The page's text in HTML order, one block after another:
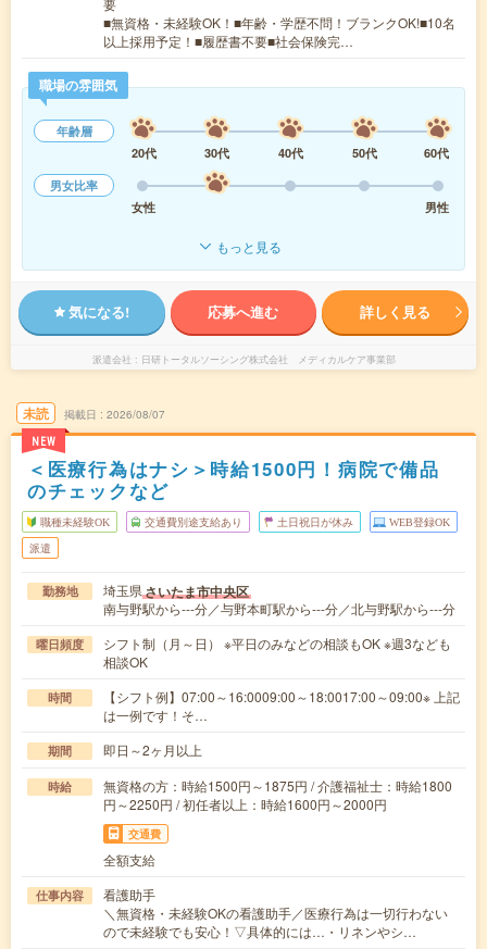
■無資格・未経験OK！■年齢・学歴不問！ブランクOK!■10名
以上採用予定！■履歴書不要■社会保険完…
職場の雰囲気
年齢層
20代
30代 40代 50代
60代
男女比率
女性
男性
もっと見る
気になる! 応募へ進む 詳しく見る
派遣会社 日研トータルソーシング株式会社 メディカルケア事業部
未読
NEW
掲載日 2026/08/07
＜医療行為はナシ＞時給1500円！病院で備品
のチェックなど
職種未経験OK 交通費別途支給あり 土日祝日が休み WEB登録OK
派遣
勤務地 埼玉県さいたま市中央区
南与野駅から---分／与野本町駅から---分／北与野駅から---分
曜日頻度
シフト制（月～日） ※平日のみなどの相談もOK ※週3なども
相談OK
時間
【シフト例】07:00～16:0009:00～18:0017:00～09:00※ 上記
は一例です！そ…
期間 即日～2ヶ月以上
時給
無資格の方：時給1500円～1875円 / 介護福祉士：時給1800
円～2250円 / 初任者以上：時給1600円～2000円
交通費
全額支給
仕事内容
看護助手
＼無資格・未経験OKの看護助手／医療行為は一切行わない
ので未経験でも安心！▽具体的には…・リネンやシ…